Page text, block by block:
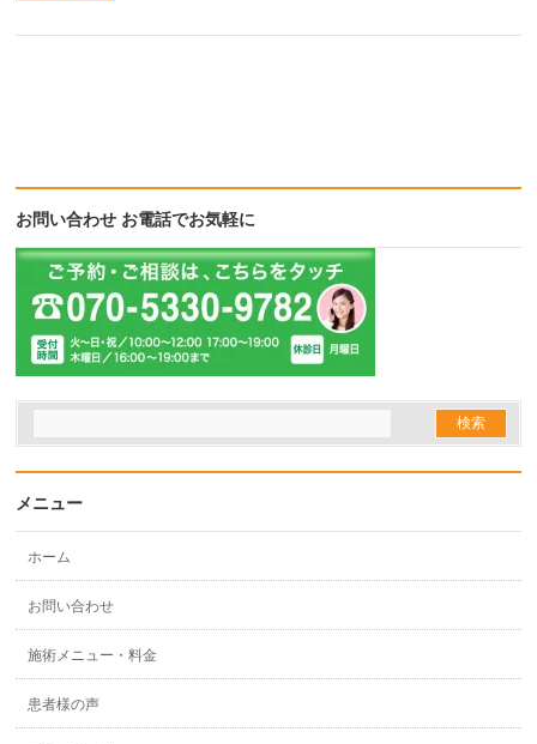
お問い合わせ お電話でお気軽に
メニュー
ホーム
お問い合わせ
施術メニュー・料金
患者様の声